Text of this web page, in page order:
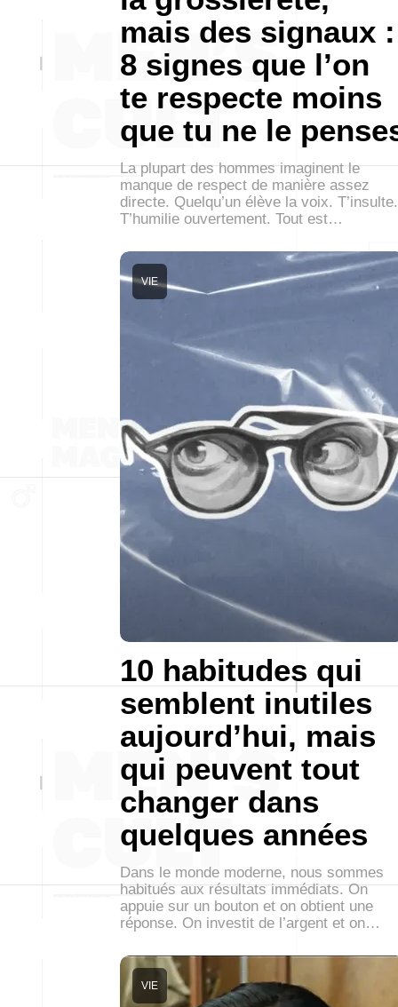
mais des signaux :
8 signes que l’on
te respecte moins
que tu ne le
La plupart des hommes imaginent le
manque de respect de manière assez
directe. Quelqu’un élève la voix. T’insulte.
T’humilie ouvertement. Tout est…
10 habitudes qui
semblent inutiles
aujourd’hui, mais
qui peuvent tout
changer dans
quelques années
VIE
Dans le monde moderne, nous sommes
habitués aux résultats immédiats. On
appuie sur un bouton et on obtient une
réponse. On investit de l’argent et on…
VIE